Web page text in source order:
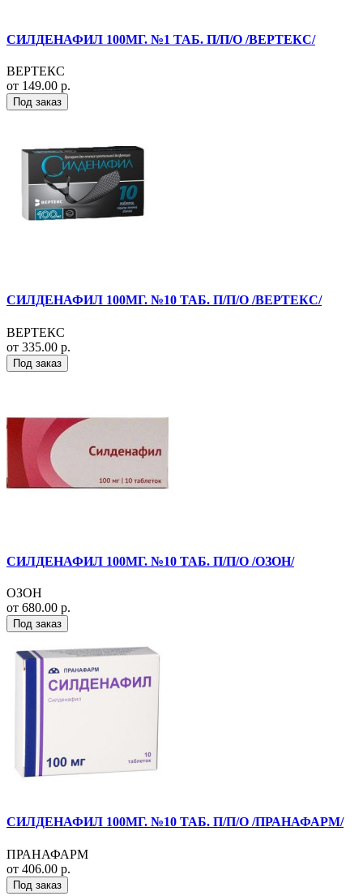
СИЛДЕНАФИЛ 100МГ. №1 ТАБ. П/П/О /ВЕРТЕКС/
ВЕРТЕКС
от 149.00 р.
Под заказ
СИЛДЕНАФИЛ 100МГ. №10 ТАБ. П/П/О /ВЕРТЕКС/
ВЕРТЕКС
от 335.00 р.
Под заказ
СИЛДЕНАФИЛ 100МГ. №10 ТАБ. П/П/О /ОЗОН/
ОЗОН
от 680.00 р.
Под заказ
СИЛДЕНАФИЛ 100МГ. №10 ТАБ. П/П/О /ПРАНАФАРМ/
ПРАНАФАРМ
от 406.00 р.
Под заказ